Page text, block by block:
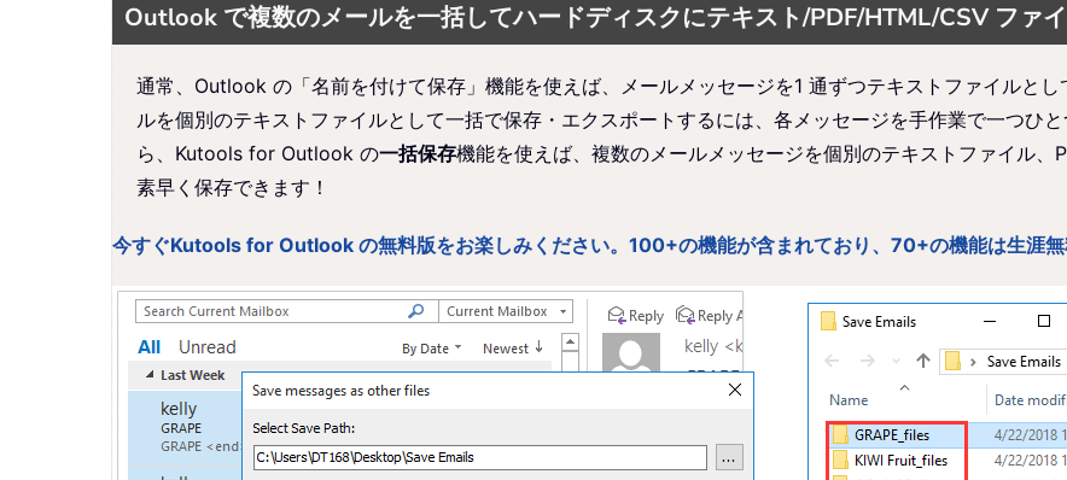
Outlook で複数のメールを一括してハードディスクにテキスト/PDF/HTML/CSV ファ
通常、Outlook の「名前を付けて保存」機能を使えば、メールメッセージを1 通ずつテキストファイルと
ルを個別のテキストファイルとして一括で保存・エクスポートするには、各メッセージを手作業で一つひ
ら、Kutools for Outlook の一括保存機能を使えば、複数のメールメッセージを個別のテキストファイル
素早く保存できます！
今すぐKutools for Outlook の無料版をお楽しみください。100+の機能が含まれており、70+の機能は生涯無